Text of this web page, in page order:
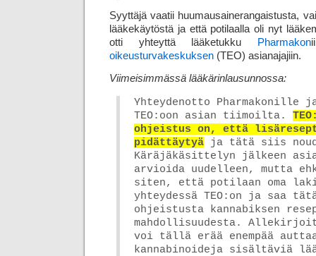
Syyttäjä vaatii huumausainerangaistusta,
lääkekäytöstä ja että potilaalla oli nyt
otti yhteyttä lääketukku
Pharmakon
oikeusturvakeskuksen (TEO) asianajajiin.
Viimeisimmässä lääkärinlausunnossa:
Yhteydenotto Pharmakonille
TEO:oon asian tiimoilta.
ohjeistus on, että
pidättäytyä ja tätä siis
Käräjäkäsittelyn jälkeen
arvioida uudelleen, mutta
siten, että potilaan oma
yhteydessä TEO:on ja saa
ohjeistusta kannabiksen
mahdollisuudesta.
voi tällä erää enempää
kannabinoideja sisältäviä